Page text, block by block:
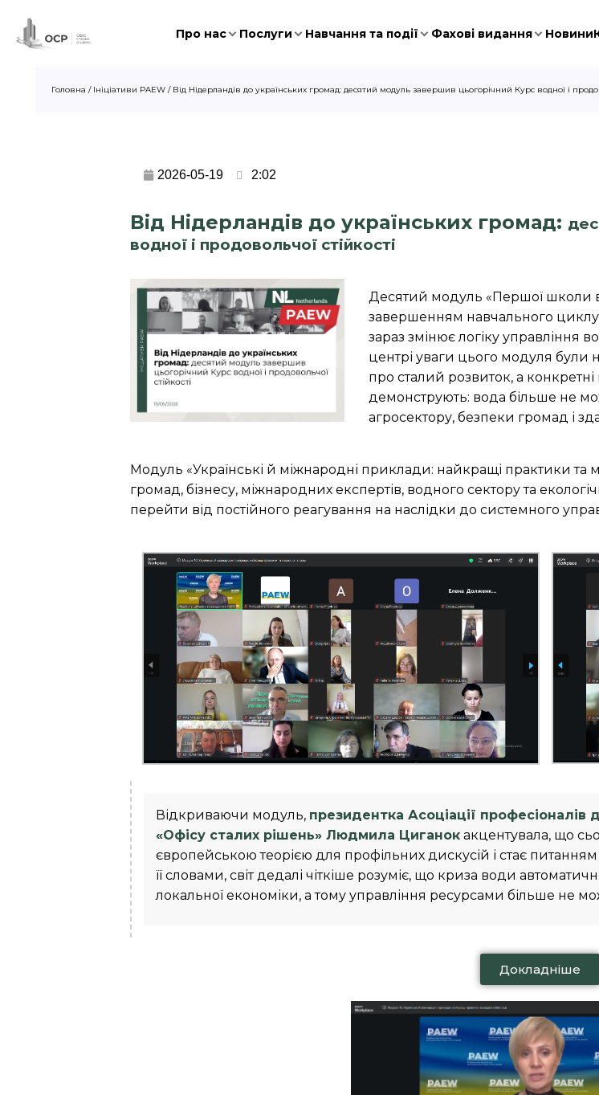
Про нас Послуги Навчання та події Фахові видання Новини
Головна / Ініціативи PAEW / Від Нідерландів до українських громад: десятий модуль завершив цьогорічний Курс водної і
2026-05-19 2:02
Від Нідерландів до українських громад:
водної і продовольчої стійкості
Десятий модуль «Першої школи
завершенням навчального
зараз змінює логіку управління
центрі уваги цього модуля були
про сталий розвиток, а конкретні
демонструють: вода більше не
агросектору, безпеки громад і
Модуль «Українські й міжнародні приклади: найкращі практики та
громад, бізнесу, міжнародних експертів, водного сектору та
перейти від постійного реагування на наслідки до системного
Відкриваючи модуль, президентка Асоціації
«Офісу сталих рішень» Людмила Циганок акцентувала, що
європейською теорією для профільних дискусій і стає питанням
її словами, світ дедалі чіткіше розуміє, що криза води
локальної економіки, а тому управління ресурсами більше не
Докладніше